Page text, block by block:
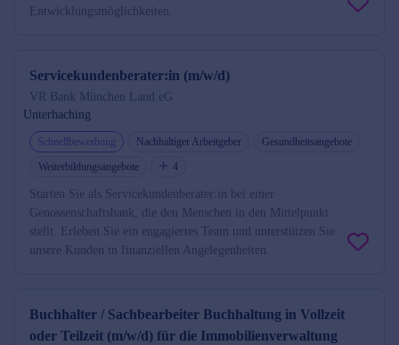
Entwicklungsmöglichkeiten.
Servicekundenberater:in (m/w/d)
VR Bank München Land eG
Unterhaching
Schnellbewerbung Nachhaltiger Arbeitgeber
Gesundheitsangebote
Weiterbildungsangebote
4
Starten Sie als Servicekundenberater:in bei einer
Genossenschaftsbank, die den Menschen in den Mittelpunkt
stellt. Erleben Sie ein engagiertes Team und unterstützen Sie
unsere Kunden in finanziellen Angelegenheiten.
Buchhalter / Sachbearbeiter Buchhaltung in Vollzeit
oder Teilzeit (m/w/d) für die Immobilienverwaltung